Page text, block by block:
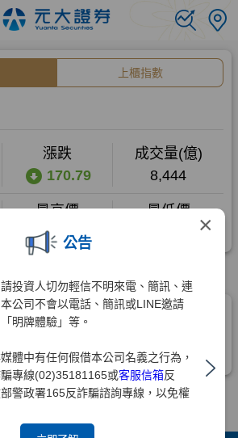
×
公告
投資人切勿輕信不明來電、簡訊、連
公司不會以電話、簡訊或LINE邀請
明牌體驗」等。
體中有任何假借本公司名義之行為，
專線(02)35181165或客服信箱反
警政署165反詐騙諮詢專線，以免權